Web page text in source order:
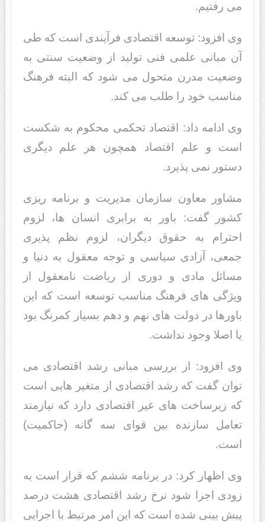
می رفتیم.
وی افزود: توسعه اقتصادی فرآیندی است که طی
آن مبانی علمی فنی تولید از وضعیت سنتی به
وضعیت مدرن متحول می شود که البته فرهنگ
مناسب خود را طلب می کند.
وی ادامه داد: اقتصاد تحکمی محکوم به شکست
است و علم اقتصاد همچون هر علم دیگری
دستور نمی پذیرد.
مشاور معاون سازمان مدیریت و برنامه ریزی
کشور گفت: باور به برابری انسان ها، لزوم
احترام به حقوق دیگران، لزوم نظم پذیری
جمعی، آزادی سیاسی و توجه معقول به دنیا و
مسائل مادی و دوری از ریاضت نامعقول از
ویژگی های فرهنگ مناسب توسعه است که این
باورها در دولت های نهم و دهم بسیار کمرنگ بود
یا اصلا وجود نداشت.
وی افزود: از بررسی مبانی رشد اقتصادی می
توان گفت که رشد اقتصادی از متغیر هایی است
که زیرساخت های غیر اقتصادی دارد که نیازمند
تعامل سازنده بین قوای سه گانه (حاکمیت)
است.
وی اظهار کرد: در برنامه ششم که قرار است به
زودی اجرا شود نرخ رشد اقتصادی هشت درصد
پیش بینی شده است که این امر مرتبط با اجرایی